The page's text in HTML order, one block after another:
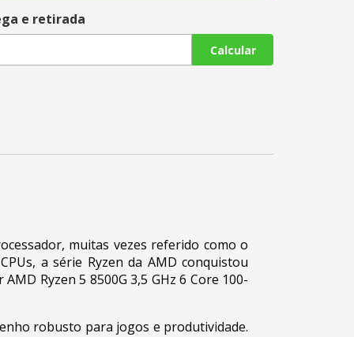
e retirada
Calcular
muitas vezes referido como o
a série Ryzen da AMD conquistou
Ryzen 5 8500G 3,5 GHz 6 Core 100-
robusto para jogos e produtividade.